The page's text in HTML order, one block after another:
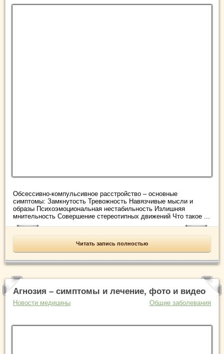
Обсессивно-компульсивное расстройство – основные
симптомы: Замкнутость Тревожность Навязчивые мысли и
образы Психоэмоциональная нестабильность Излишняя
мнительность Совершение стереотипных движений Что такое ...
Читать запись полностью
Агнозия – симптомы и лечение, фото и видео
Новости медицины Общие заболевания